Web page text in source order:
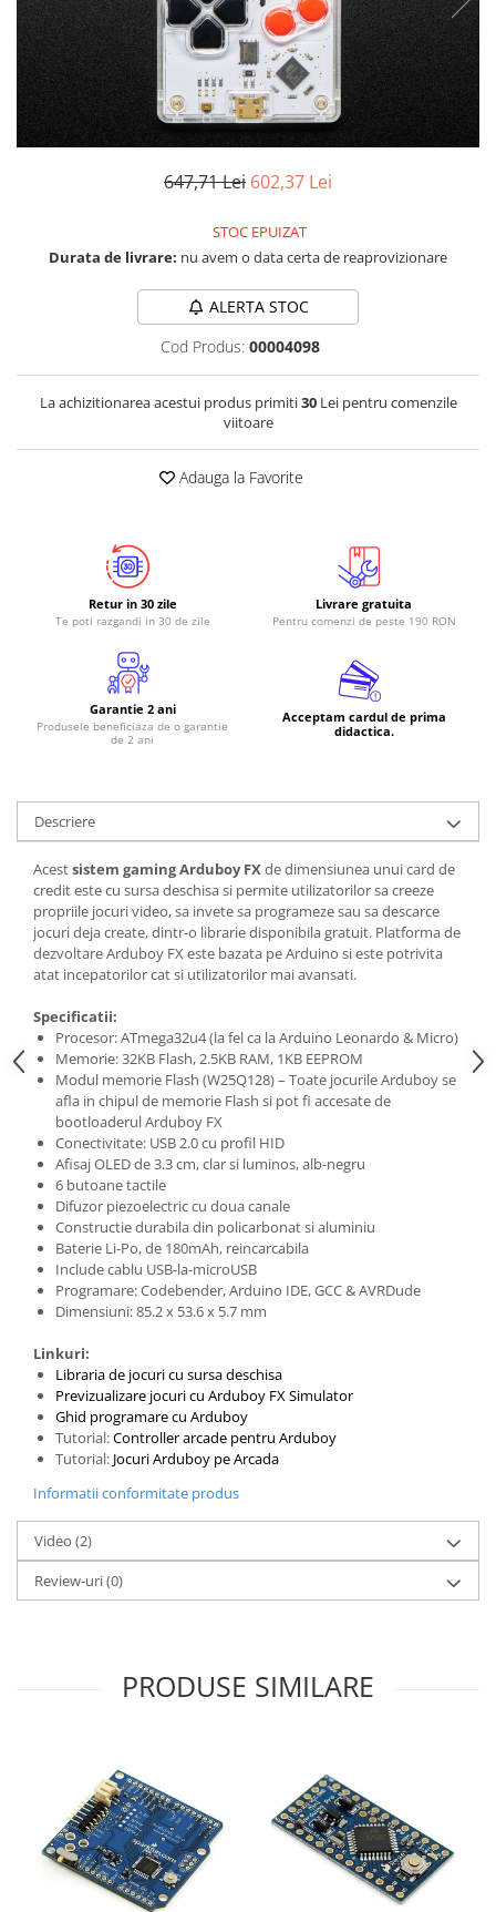
RS-232
RS-485
RTC
Telecomenzi
Motor 25D
Motor 37D
Motoreductor plastic
Stepper
Sub-Micro
Sasiu
Suruburi, Piulite, Conectare
Micro:bit
Nvidia
Olinuxino
Photon
Platforme de dezvoltare
Teensy
PIR
Radar
Sonar
Sunet
Vreme
647,71 Lei 602,37 Lei
STOC EPUIZAT
Durata de livrare: nu avem o data certa de reaprovizionare
ALERTA STOC
Cod Produs: 00004098
La achizitionarea acestui produs primiti30Lei pentru comenzile
viitoare
Adauga la Favorite
Retur in 30 zile
Te poti razgandi in 30 de zile
Livrare gratuita
Pentru comenzi de peste 190 RON
Garantie 2 ani
Produsele beneficiaza de o garantie
de 2 ani
Acceptam cardul de prima
didactica.
Descriere
Acestsistem gaming Arduboy FXde dimensiunea unui card de
credit este cu sursa deschisa si permite utilizatorilor sa creeze
propriile jocuri video, sa invete sa programeze sau sa descarce
jocuri deja create, dintr-o librarie disponibila gratuit. Platforma de
dezvoltare Arduboy FX este bazata pe Arduino si este potrivita
atat incepatorilor cat si utilizatorilor mai avansati.
Specificatii:
Procesor: ATmega32u4 (la fel ca la Arduino Leonardo & Micro)
Memorie: 32KB Flash, 2.5KB RAM, 1KB EEPROM
Modul memorie Flash (W25Q128) – Toate jocurile Arduboy se
afla in chipul de memorie Flash si pot fi accesate de
bootloaderul Arduboy FX
Conectivitate: USB 2.0 cu profil HID
Afisaj OLED de 3.3 cm, clar si luminos, alb-negru
6 butoane tactile
Difuzor piezoelectric cu doua canale
Constructie durabila din policarbonat si aluminiu
Baterie Li-Po, de 180mAh, reincarcabila
Include cablu USB-la-microUSB
Programare: Codebender, Arduino IDE, GCC & AVRDude
Dimensiuni: 85.2 x 53.6 x 5.7 mm
Linkuri:
Libraria de jocuri cu sursa deschisa
Previzualizare jocuri cu Arduboy FX Simulator
Ghid programare cu Arduboy
Tutorial:Controller arcade pentru Arduboy
Tutorial: Jocuri Arduboy pe Arcada
Informatii conformitate produs
Video (2)
Review-uri(0)
PRODUSE SIMILARE